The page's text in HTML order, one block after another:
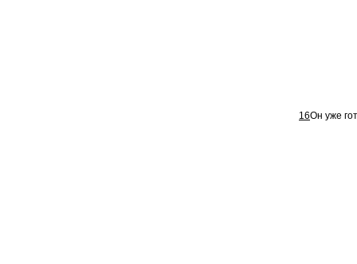
16Он уже